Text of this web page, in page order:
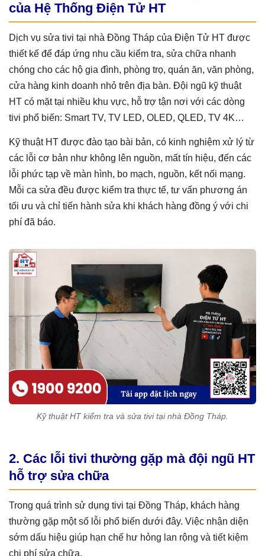
của Hệ Thống Điện Tử HT
Dịch vụ sửa tivi tại nhà Đồng Tháp của Điện Tử HT được
thiết kế để đáp ứng nhu cầu kiểm tra, sửa chữa nhanh
chóng cho các hộ gia đình, phòng trọ, quán ăn, văn phòng,
cửa hàng kinh doanh nhỏ trên địa bàn. Đội ngũ kỹ thuật
HT có mặt tại nhiều khu vực, hỗ trợ tận nơi với các dòng
tivi phổ biến: Smart TV, TV LED, OLED, QLED, TV 4K…
Kỹ thuật HT được đào tạo bài bản, có kinh nghiệm xử lý từ
các lỗi cơ bản như không lên nguồn, mất tín hiệu, đến các
lỗi phức tạp về màn hình, bo mạch, nguồn, kết nối mạng.
Mỗi ca sửa đều được kiểm tra thực tế, tư vấn phương án
tối ưu và chỉ tiến hành sửa khi khách hàng đồng ý với chi
phí đã báo.
Kỹ thuật HT kiểm tra và sửa tivi tại nhà Đồng Tháp.
2. Các lỗi tivi thường gặp mà đội ngũ HT
hỗ trợ sửa chữa
Trong quá trình sử dụng tivi tại Đồng Tháp, khách hàng
thường gặp một số lỗi phổ biến dưới đây. Việc nhận diện
sớm dấu hiệu giúp hạn chế hư hỏng lan rộng và tiết kiệm
chi phí sửa chữa.